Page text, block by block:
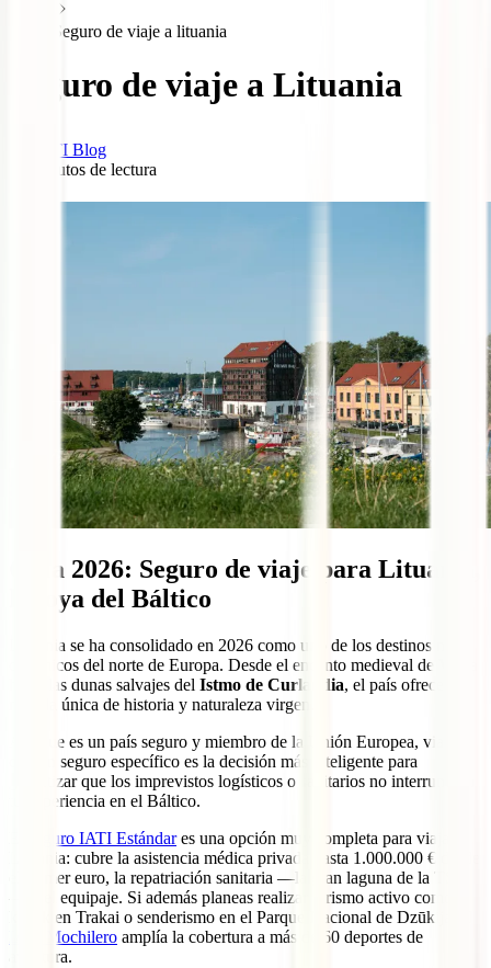
Seguro de viaje a lituania
Seguro de viaje a Lituania
IATI Blog
minutos de lectura
Guía 2026: Seguro de viaje para Lituania,
la joya del Báltico
Lituania se ha consolidado en 2026 como uno de los destinos más
dinámicos del norte de Europa. Desde el encanto medieval de
hasta las dunas salvajes del Istmo de Curlandia, el país ofrece una
mezcla única de historia y naturaleza virgen.
Aunque es un país seguro y miembro de la Unión Europea, viajar
con un seguro específico es la decisión más inteligente para
garantizar que los imprevistos logísticos o sanitarios no interrumpan
tu experiencia en el Báltico.
seguro IATI Estándares una opción muy completa para viajar a
Lituania: cubre la asistencia médica privada hasta 1.000.000 € desde
el primer euro, la repatriación sanitaria —la gran laguna de la TSE
— y el equipaje. Si además planeas realizar turismo activo como
kayak en Trakai o senderismo en el Parque Nacional de Dzūkija, el
IATI Mochilero amplía la cobertura a más de 60 deportes de
aventura.